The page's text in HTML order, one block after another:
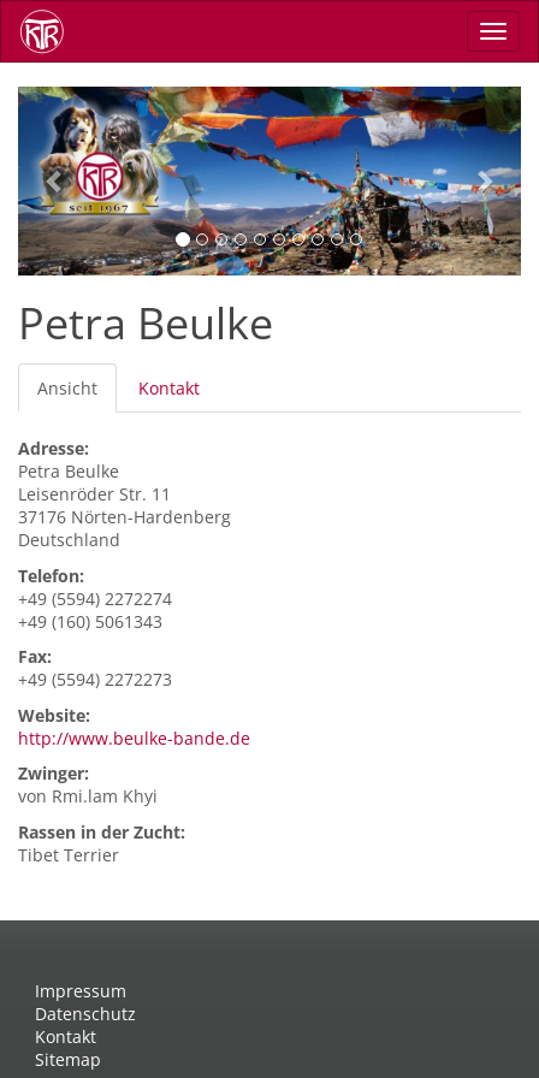
Direkt
zum
Inhalt
Previous Next
Petra Beulke
Primäre
Reiter
Ansicht (aktiver
Reiter)
Kontakt
Adresse:
Petra Beulke
Leisenröder Str. 11
37176 Nörten-Hardenberg
Deutschland
Telefon:
+49 (5594) 2272274
+49 (160) 5061343
Fax:
+49 (5594) 2272273
Website:
http://www.beulke-bande.de
Zwinger:
von Rmi.lam Khyi
Rassen in der Zucht:
Tibet Terrier
Impressum
Datenschutz
Kontakt
Sitemap